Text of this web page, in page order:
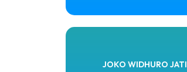
JOKO WIDHURO JATI